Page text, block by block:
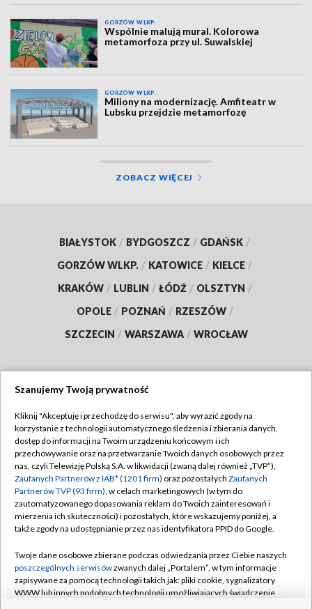
GORZÓW WLKP.
Wspólnie malują mural. Kolorowa
metamorfoza przy ul. Suwalskiej
GORZÓW WLKP.
Miliony na modernizację. Amfiteatr w
Lubsku przejdzie metamorfozę
ZOBACZ WIĘCEJ
BIAŁYSTOK / BYDGOSZCZ / GDAŃSK /
GORZÓW WLKP. / KATOWICE / KIELCE /
KRAKÓW / LUBLIN / ŁÓDŹ / OLSZTYN /
OPOLE / POZNAŃ / RZESZÓW /
SZCZECIN / WARSZAWA / WROCŁAW
TVP
Abonament TVP
Emisja w TVP
Centrum informacji TVP
Naziemna Telewizja Cyfrowa
Rada Programowa
System NOS
Regulamin TVP
Polityka prywatności
Moje zgody
Pomoc
Kontakt
Szanujemy Twoją prywatność
Kliknij "Akceptuję i przechodzę do serwisu", aby wyrazić zgody na
korzystanie z technologii automatycznego śledzenia i zbierania danych,
dostęp do informacji na Twoim urządzeniu końcowym i ich
przechowywanie oraz na przetwarzanie Twoich danych osobowych przez
nas, czyli Telewizję Polską S.A. w likwidacji (zwaną dalej również „TVP”),
Zaufanych Partnerów z IAB* (1201 firm) oraz pozostałych Zaufanych
Partnerów TVP (93 firm), w celach marketingowych (w tym do
zautomatyzowanego dopasowania reklam do Twoich zainteresowań i
mierzenia ich skuteczności) i pozostałych, które wskazujemy poniżej, a
także zgody na udostępnianie przez nas identyfikatora PPID do Google.
Twoje dane osobowe zbierane podczas odwiedzania przez Ciebie naszych
poszczególnych serwisówzwanych dalej „Portalem”, w tym informacje
zapisywane za pomocą technologii takich jak: pliki cookie, sygnalizatory
WWW lub innych podobnych technologii umożliwiających świadczenie